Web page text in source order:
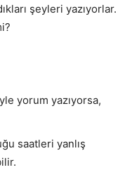
şeyleri yazıyorlar.
yorum yazıyorsa,
saatleri yanlış